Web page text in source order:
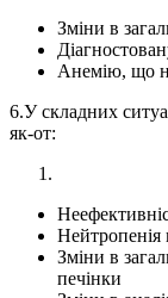
Зміни в
Анемію, що
6.У складних
як-от:
Нейтропенія
Зміни в
печінки